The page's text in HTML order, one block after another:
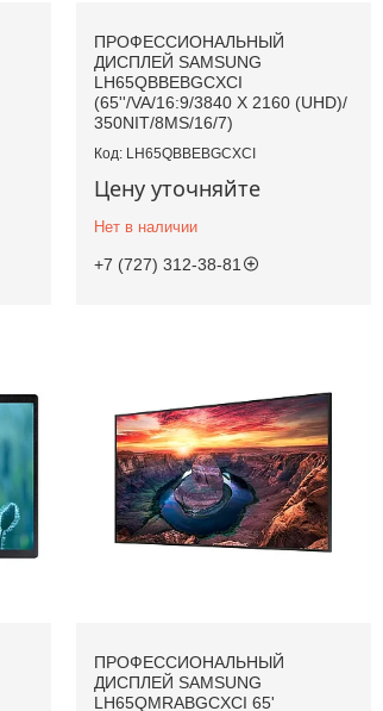
ПРОФЕССИОНАЛЬНЫЙ
ДИСПЛЕЙ SAMSUNG
LH65QBBEBGCXCI
(65''/VA/16:9/3840 X 2160 (UHD)/
350NIT/8MS/16/7)
LH65QBBEBGCXCI
Цену уточняйте
Нет в наличии
+7 (727) 312-38-81
ПРОФЕССИОНАЛЬНЫЙ
ДИСПЛЕЙ SAMSUNG
LH65QMRABGCXCI 65'